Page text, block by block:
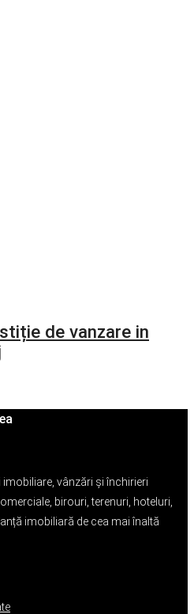
de vanzare in
vânzări și închirieri
birouri, terenuri, hoteluri,
imobiliară de cea mai înaltă